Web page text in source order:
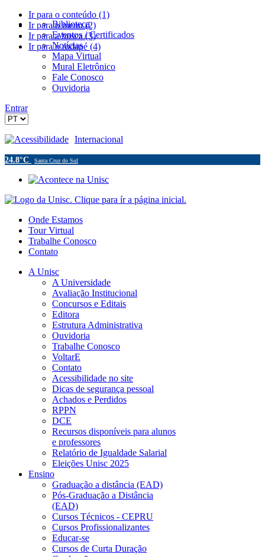
Ir para o conteúdo (1)
Ir para o menu (2)
Ir para a busca (3)
Ir para o rodapé (4)
Biblioteca
Eventos / Certificados
Notícias
Mapa Virtual
Mural Eletrônico
Fale Conosco
Ouvidoria
Entrar
Acessibilidade Internacional
24.8°C Santa Cruz do Sul
Onde Estamos
Tour Virtual
Trabalhe Conosco
Contato
A Unisc
A Universidade
Avaliação Institucional
Concursos e Editais
Editora
Estrutura Administrativa
Ouvidoria
Trabalhe Conosco
VoltarE
Contato
Acessibilidade no site
Dicas de segurança pessoal
Achados e Perdidos
RPPN
DCE
Recursos disponíveis para alunos
e professores
Relatório de Igualdade Salarial
Eleições Unisc 2025
Ensino
Graduação a distância (EAD)
Pós-Graduação a Distância
(EAD)
Cursos Técnicos - CEPRU
Cursos Profissionalizantes
Educar-se
Cursos de Curta Duração